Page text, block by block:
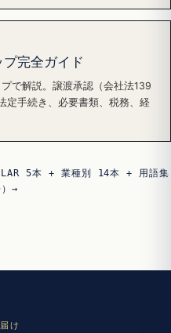
完全ガイド
で解説。譲渡承認（会社法139
定手続き、必要書類、税務、経
5本 + 業種別 14本 + 用語集
→
け